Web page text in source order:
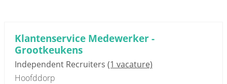
Klantenservice Medewerker -
Grootkeukens
Independent Recruiters (1 vacature)
Hoofddorp